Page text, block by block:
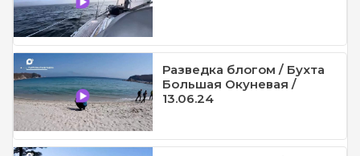
Разведка блогом / Бухта
Большая Окуневая /
13.06.24